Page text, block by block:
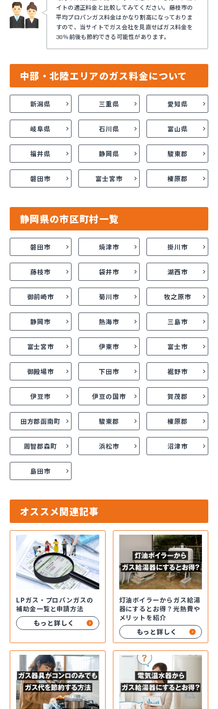
イトの適正料金と比較してみてください。藤枝市の
平均プロパンガス料金はかなり割高になっておりま
すので、当サイトでガス会社を見直せばガス料金を
30％前後も節約できる可能性があります。
中部・北陸エリアのガス料金について
新潟県 三重県 愛知県
岐阜県 石川県 富山県
福井県 静岡県 駿東郡
磐田市 富士宮市 榛原郡
静岡県の市区町村一覧
磐田市 焼津市 掛川市
藤枝市 袋井市 湖西市
御前崎市 菊川市 牧之原市
静岡市 熱海市 三島市
富士宮市 伊東市 富士市
御殿場市 下田市 裾野市
伊豆市 伊豆の国市 賀茂郡
田方郡函南町 駿東郡 榛原郡
周智郡森町 浜松市 沼津市
島田市
オススメ関連記事
LPガス・プロパンガスの
補助金一覧と申請方法
もっと詳しく
灯油ボイラーからガス給湯
器にするとお得？光熱費や
メリットを紹介
もっと詳しく